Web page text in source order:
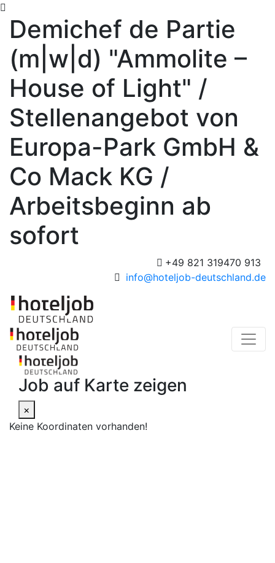
Skip to main content
Demichef de Partie
(m|w|d) "Ammolite –
House of Light" /
Stellenangebot von
Europa-Park GmbH &
Co Mack KG /
Arbeitsbeginn ab
sofort
+49 821 319470 913
info@hoteljob-deutschland.de
Job auf Karte zeigen
×
Keine Koordinaten vorhanden!